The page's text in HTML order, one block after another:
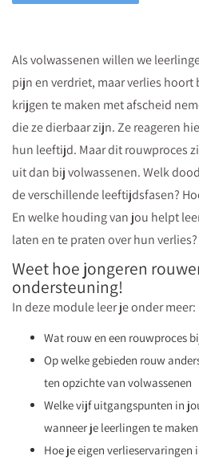
Als volwassenen willen we
pijn en verdriet, maar verlies hoort
krijgen te maken met afscheid
die ze dierbaar zijn. Ze reageren
hun leeftijd. Maar dit rouwproces
uit dan bij volwassenen. Welk
de verschillende leeftijdsfasen?
En welke houding van jou helpt
laten en te praten over hun verlies?
Weet hoe jongeren
ondersteuning!
In deze module leer je onder meer:
Wat rouw en een rouwproces
Op welke gebieden rouw
ten opzichte van volwassenen
Welke vijf uitgangspunten in
wanneer je leerlingen te
Hoe je eigen verlieservaringen